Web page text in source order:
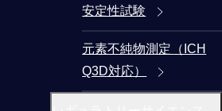
安定性試験
元素不純物測定（ICH
Q3D対応）